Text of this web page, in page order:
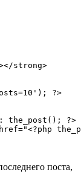
strong>
?>
the_post(); ?>
поста,